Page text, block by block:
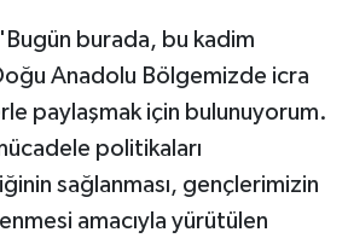
'Bugün burada, bu kadim
Anadolu Bölgemizde icra
paylaşmak için bulunuyorum.
politikaları
sağlanması, gençlerimizin
amacıyla yürütülen